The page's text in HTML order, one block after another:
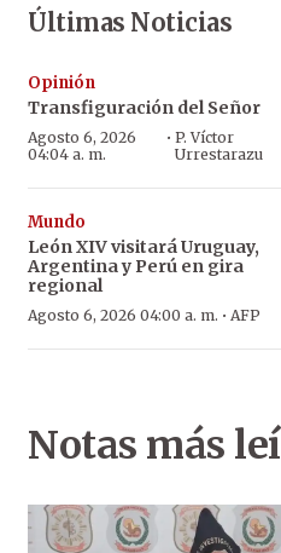
Últimas Noticias
Opinión
Transfiguración del Señor
Agosto 6, 2026
04:04 a. m.
· P. Víctor
Urrestarazu
Mundo
León XIV visitará Uruguay,
Argentina y Perú en gira
regional
Agosto 6, 2026 04:00 a. m. · AFP
Notas más